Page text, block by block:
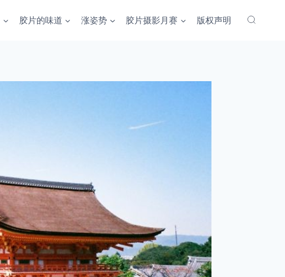
胶片的味道 涨姿势 胶片摄影月赛 版权声明